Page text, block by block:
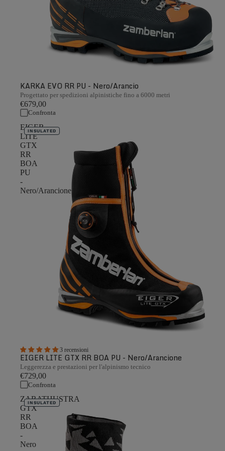
KARKA EVO RR PU - Nero/Arancio
Progettato per spedizioni alpinistiche fino a 6000 metri
€679,00
Confronta
EIGER
LITE
GTX
RR
BOA
PU
-
Nero/Arancione
3 recensioni
INSULATED
EIGER LITE GTX RR BOA PU - Nero/Arancione
Leggerezza e prestazioni per l'alpinismo tecnico
€729,00
Confronta
ZARATHUSTRA
GTX
RR
BOA
-
Nero
INSULATED